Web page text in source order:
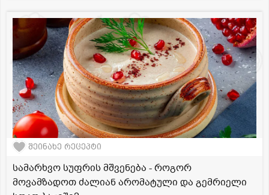
შეინახე რეცეპტი
სამარხვო სუფრის მშვენება - როგორ
მოვამზადოთ ძალიან არომატული და გემრიელი